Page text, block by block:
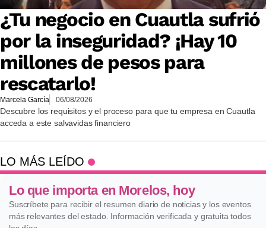
¿Tu negocio en Cuautla sufrió
por la inseguridad? ¡Hay 10
millones de pesos para
rescatarlo!
Marcela García 06/08/2026
Descubre los requisitos y el proceso para que tu empresa en Cuautla
acceda a este salvavidas financiero
LO MÁS LEÍDO
Lo que importa en Morelos, hoy
Suscríbete para recibir el resumen diario de noticias y los eventos
más relevantes del estado. Información verificada y gratuita todos